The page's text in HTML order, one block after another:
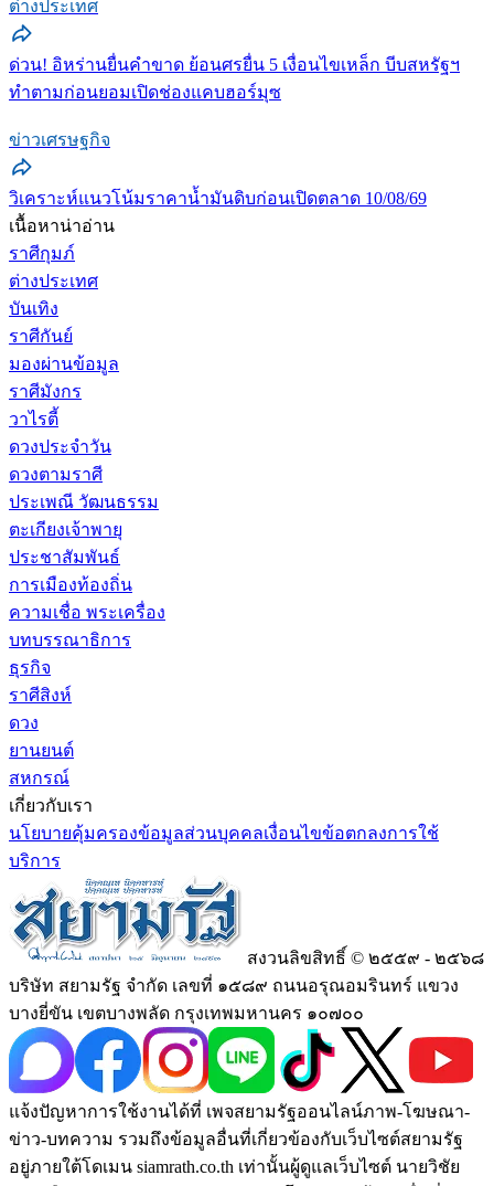
ต่างประเทศ
ด่วน! อิหร่านยื่นคำขาด ย้อนศรยื่น 5 เงื่อนไขเหล็ก บีบสหรัฐฯ
ทำตามก่อนยอมเปิดช่องแคบฮอร์มุซ
ข่าวเศรษฐกิจ
วิเคราะห์แนวโน้มราคาน้ำมันดิบก่อนเปิดตลาด 10/08/69
เนื้อหาน่าอ่าน
ราศีกุมภ์
ต่างประเทศ
บันเทิง
ราศีกันย์
มองผ่านข้อมูล
ราศีมังกร
วาไรตี้
ดวงประจำวัน
ดวงตามราศี
ประเพณี วัฒนธรรม
ตะเกียงเจ้าพายุ
ประชาสัมพันธ์
การเมืองท้องถิ่น
ความเชื่อ พระเครื่อง
บทบรรณาธิการ
ธุรกิจ
ราศีสิงห์
ดวง
ยานยนต์
สหกรณ์
เกี่ยวกับเรา
นโยบายคุ้มครองข้อมูลส่วนบุคคลเงื่อนไขข้อตกลงการใช้
บริการ
สงวนลิขสิทธิ์ © ๒๕๕๙ - ๒๕๖๘
บริษัท สยามรัฐ จำกัด เลขที่ ๑๕๘๙ ถนนอรุณอมรินทร์ แขวง
บางยี่ขัน เขตบางพลัด กรุงเทพมหานคร ๑๐๗๐๐
แจ้งปัญหาการใช้งานได้ที่ เพจสยามรัฐออนไลน์ภาพ-โฆษณา-
ข่าว-บทความ รวมถึงข้อมูลอื่นที่เกี่ยวข้องกับเว็บไซต์สยามรัฐ
อยู่ภายใต้โดเมน siamrath.co.th เท่านั้นผู้ดูแลเว็บไซต์ นายวิชัย